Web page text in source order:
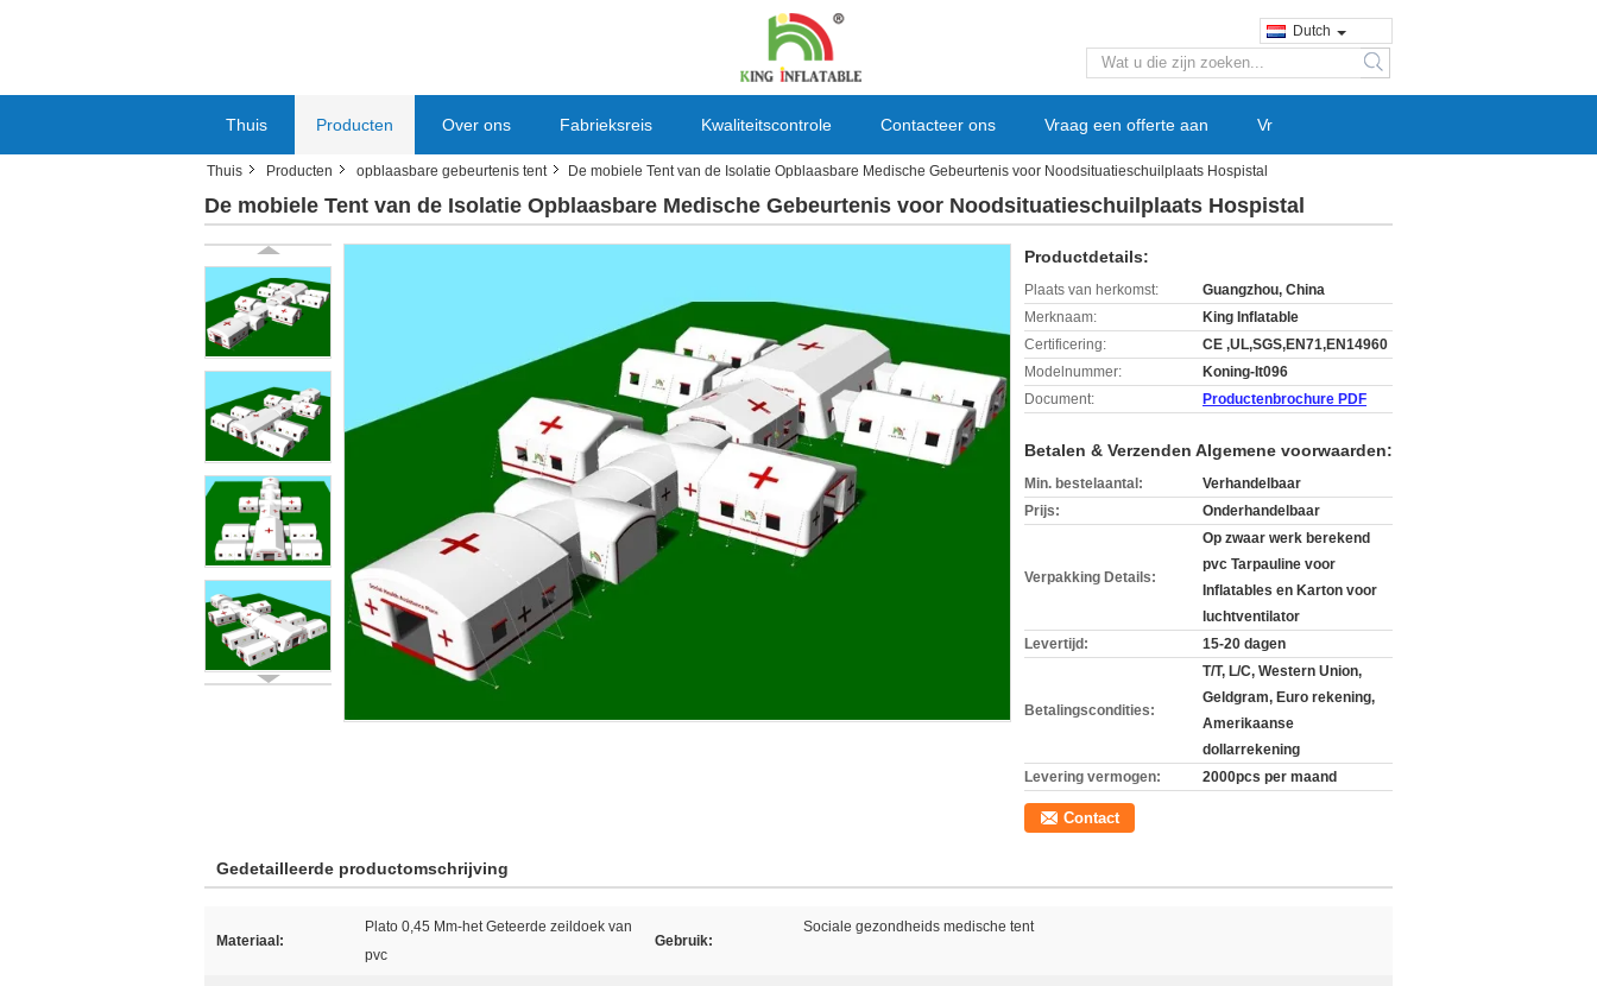
Dutch
search
Thuis Producten Over ons Fabrieksreis Kwaliteitscontrole Contacteer ons Vraag een offerte aan Vr
Thuis Producten opblaasbare gebeurtenis tent De mobiele Tent van de Isolatie Opblaasbare Medische Gebeurtenis voor Noodsituatieschuilplaats Hospistal
De mobiele Tent van de Isolatie Opblaasbare Medische Gebeurtenis voor Noodsituatieschuilplaats Hospistal
Productdetails:
Plaats van herkomst:
Guangzhou, China
Merknaam:
King Inflatable
Certificering:
CE ,UL,SGS,EN71,EN14960
Modelnummer:
Koning-It096
Document:
Productenbrochure PDF
Betalen & Verzenden Algemene voorwaarden:
Min. bestelaantal:
Verhandelbaar
Prijs:
Onderhandelbaar
Verpakking Details:
Op zwaar werk berekend
pvc Tarpauline voor
Inflatables en Karton voor
luchtventilator
Levertijd:
15-20 dagen
Betalingscondities:
T/T, L/C, Western Union,
Geldgram, Euro rekening,
Amerikaanse
dollarrekening
Levering vermogen:
2000pcs per maand
Contact
Gedetailleerde productomschrijving
Materiaal:
Plato 0,45 Mm-het Geteerde zeildoek van
pvc
Gebruik:
Sociale gezondheids medische tent